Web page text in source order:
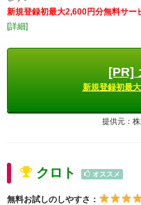
新規登録初最大2,600円分無料サー
[詳細]
[PR]
新規登録初最
提供元：
クロト オススメ
無料お試しのしやすさ：